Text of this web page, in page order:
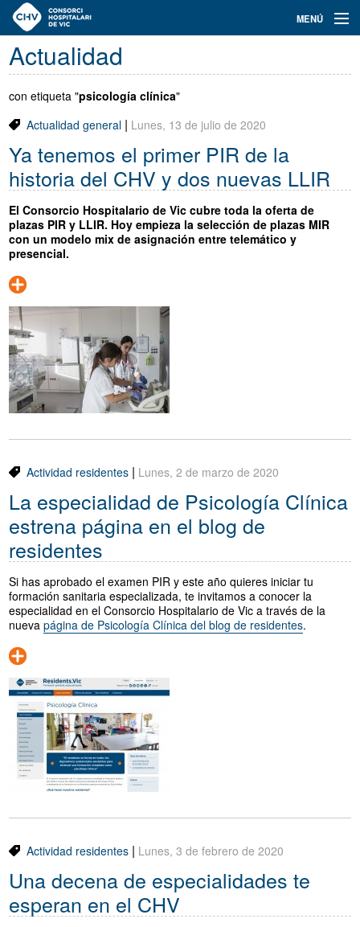
Navegación
principal
MENÚ
Actualidad
Conoce el Consorci
Especialidades
Oferta de plazas
Contacto
Buscador
Traductor
Segueix-nos:
Actualidad
con etiqueta "psicología clínica"
Actualidad general| Lunes, 13 de julio de 2020
Ya tenemos el primer PIR de la
historia del CHV y dos nuevas LLIR
El Consorcio Hospitalario de Vic cubre toda la oferta de
plazas PIR y LLIR. Hoy empieza la selección de plazas MIR
con un modelo mix de asignación entre telemático y
presencial.
Actividad residentes| Lunes, 2 de marzo de 2020
La especialidad de Psicología Clínica
estrena página en el blog de
residentes
Si has aprobado el examen PIR y este año quieres iniciar tu
formación sanitaria especializada, te invitamos a conocer la
especialidad en el Consorcio Hospitalario de Vic a través de la
nueva página de Psicología Clínica del blog de residentes.
Actividad residentes| Lunes, 3 de febrero de 2020
Una decena de especialidades te
esperan en el CHV